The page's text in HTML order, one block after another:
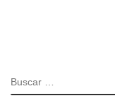
BUSCAR